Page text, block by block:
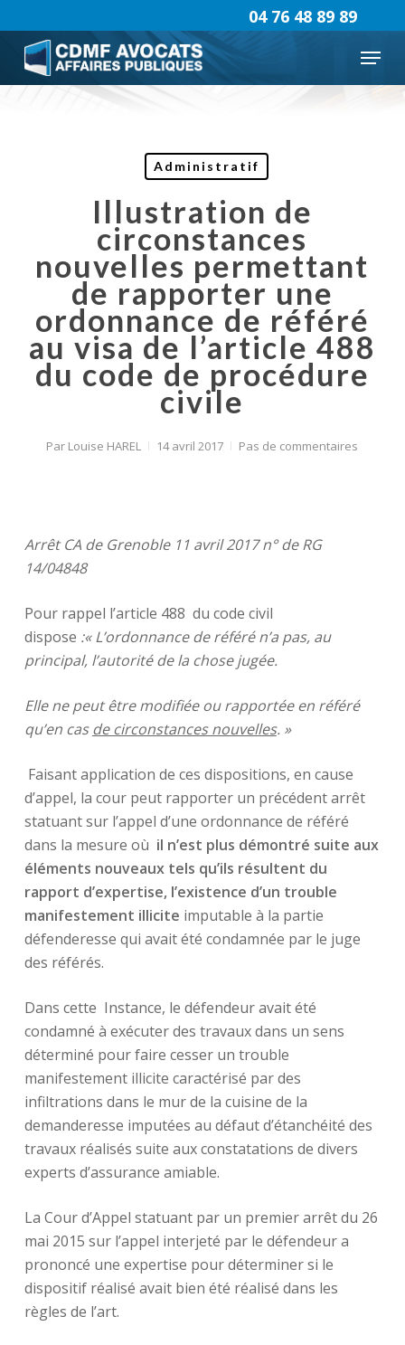
to
main
content
Menu
04 76 48 89 89
Administratif
Illustration de
circonstances
nouvelles permettant
de rapporter une
ordonnance de référé
au visa de l’article 488
du code de procédure
civile
Par Louise HAREL 14 avril 2017 Pas de commentaires
Arrêt CA de Grenoble 11 avril 2017 n° de RG
14/04848
Pour rappel l’article 488 du code civil
dispose :« L’ordonnance de référé n’a pas, au
principal, l’autorité de la chose jugée.
Elle ne peut être modifiée ou rapportée en référé
qu’en casde circonstances nouvelles. »
Faisant application de ces dispositions, en cause
d’appel, la cour peut rapporter un précédent arrêt
statuant sur l’appel d’une ordonnance de référé
dans la mesure où il n’est plus démontré suite aux
éléments nouveaux tels qu’ils résultent du
rapport d’expertise, l’existence d’un trouble
manifestement illicite imputable à la partie
défenderesse qui avait été condamnée par le juge
des référés.
Dans cette Instance, le défendeur avait été
condamné à exécuter des travaux dans un sens
déterminé pour faire cesser un trouble
manifestement illicite caractérisé par des
infiltrations dans le mur de la cuisine de la
demanderesse imputées au défaut d’étanchéité des
travaux réalisés suite aux constatations de divers
experts d’assurance amiable.
La Cour d’Appel statuant par un premier arrêt du 26
mai 2015 sur l’appel interjeté par le défendeur a
prononcé une expertise pour déterminer si le
dispositif réalisé avait bien été réalisé dans les
règles de l’art.